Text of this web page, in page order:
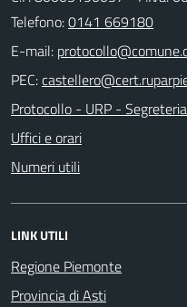
Telefono:0141 669180
E-mail:
PEC:
Protocollo - URP - Segreteria
Uffici e orari
Numeri utili
LINK UTILI
Regione Piemonte
Provincia di Asti